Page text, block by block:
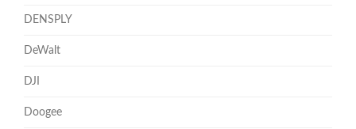
DENSPLY
DeWalt
DJI
Doogee